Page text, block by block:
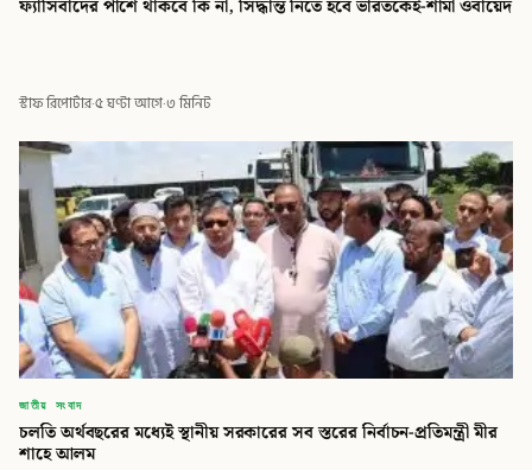
ফ্যাসিবাদের পাশে থাকবে কি না, সিদ্ধান্ত নিতে হবে ভারতকেই-শামা ওবায়েদ
স্টাফ রিপোর্টার·৫ ঘণ্টা আগে·৩ মিনিট
জাতীয় সংবাদ
চলতি অর্থবছরের মধ্যেই স্থানীয় সরকারের সব স্তরের নির্বাচন-প্রতিমন্ত্রী মীর
শাহে আলম